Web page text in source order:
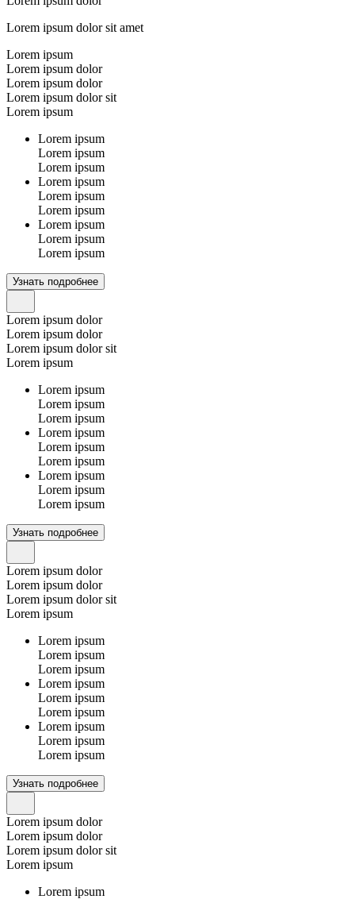
Lorem ipsum dolor sit amet
Lorem ipsum
Lorem ipsum dolor
Lorem ipsum dolor
Lorem ipsum dolor sit
Lorem ipsum
Lorem ipsum
Lorem ipsum
Lorem ipsum
Lorem ipsum
Lorem ipsum
Lorem ipsum
Lorem ipsum
Lorem ipsum
Lorem ipsum
Узнать подробнее
Lorem ipsum dolor
Lorem ipsum dolor
Lorem ipsum dolor sit
Lorem ipsum
Lorem ipsum
Lorem ipsum
Lorem ipsum
Lorem ipsum
Lorem ipsum
Lorem ipsum
Lorem ipsum
Lorem ipsum
Lorem ipsum
Узнать подробнее
Lorem ipsum dolor
Lorem ipsum dolor
Lorem ipsum dolor sit
Lorem ipsum
Lorem ipsum
Lorem ipsum
Lorem ipsum
Lorem ipsum
Lorem ipsum
Lorem ipsum
Lorem ipsum
Lorem ipsum
Lorem ipsum
Узнать подробнее
Lorem ipsum dolor
Lorem ipsum dolor
Lorem ipsum dolor sit
Lorem ipsum
Lorem ipsum